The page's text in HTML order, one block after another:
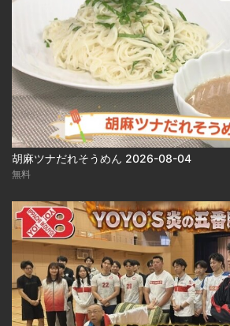
胡麻ツナだれそうめん 2026-08-04
無料